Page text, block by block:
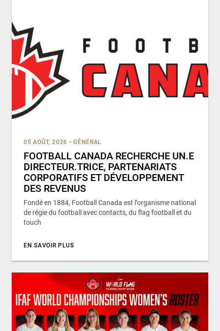
05 AOÛT, 2026 • GÉNÉRAL
FOOTBALL CANADA RECHERCHE UN.E
DIRECTEUR.TRICE, PARTENARIATS
CORPORATIFS ET DÉVELOPPEMENT
DES REVENUS
Fondé en 1884, Football Canada est l’organisme national
de régie du football avec contacts, du flag football et du
touch
EN SAVOIR PLUS